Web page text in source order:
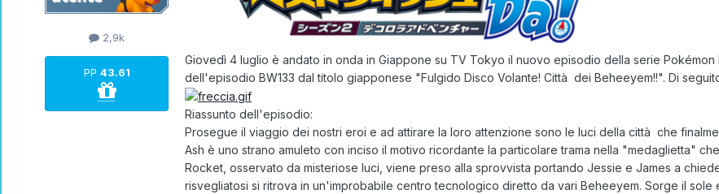
2,9k
PP 43.61
Giovedì 4 luglio è andato in onda in Giappone su TV Tokyo il nuovo episodio della serie Pokémon
dell'episodio BW133 dal titolo giapponese "Fulgido Disco Volante! Città dei Beheeyem!!". Di
Riassunto dell'episodio:
Prosegue il viaggio dei nostri eroi e ad attirare la loro attenzione sono le luci della città che
Ash è uno strano amuleto con inciso il motivo ricordante la particolare trama nella "medaglietta"
Rocket, osservato da misteriose luci, viene preso alla sprovvista portando Jessie e James a
risvegliatosi si ritrova in un'improbabile centro tecnologico diretto da vari Beheeyem. Sorge il